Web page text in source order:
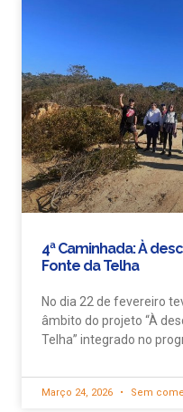
4ª Caminhada: À
Fonte da Telha
No dia 22 de fevereiro
âmbito do projeto “À
Telha” integrado no
Março 24, 2026 Sem